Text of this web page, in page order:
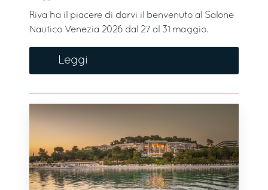
Riva ha il piacere di darvi il benvenuto al Salone
Nautico Venezia 2026 dal 27 al 31 maggio.
Leggi